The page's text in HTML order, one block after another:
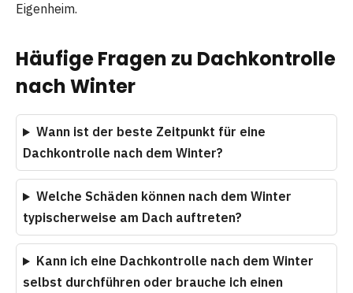
Eigenheim.
Häufige Fragen zu Dachkontrolle
nach Winter
Wann ist der beste Zeitpunkt für eine
Dachkontrolle nach dem Winter?
Welche Schäden können nach dem Winter
typischerweise am Dach auftreten?
Kann ich eine Dachkontrolle nach dem Winter
selbst durchführen oder brauche ich einen